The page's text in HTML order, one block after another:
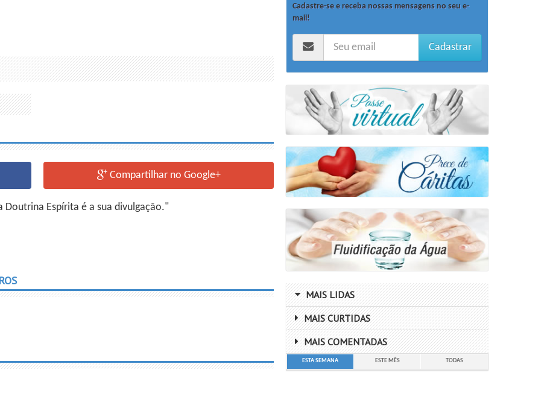
Compartilhar no Google+
Espírita é a sua divulgação."
Cadastre-se e receba nossas mensagens no seu e-
mail!
Cadastrar
MAIS LIDAS
MAIS CURTIDAS
MAIS COMENTADAS
ESTA SEMANA ESTE MÊS TODAS